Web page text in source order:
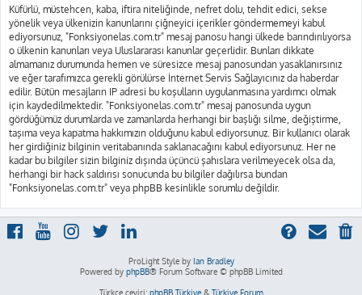
Küfürlü, müstehcen, kaba, iftira niteliğinde, nefret dolu, tehdit edici, sekse
yönelik veya ülkenizin kanunlarını çiğneyici içerikler göndermemeyi kabul
ediyorsunuz, "Fonksiyonelas.com.tr" mesaj panosu hangi ülkede barındırılıyorsa
o ülkenin kanunları veya Uluslararası kanunlar geçerlidir. Bunları dikkate
almamanız durumunda hemen ve süresizce mesaj panosundan yasaklanırsınız
ve eğer tarafımızca gerekli görülürse İnternet Servis Sağlayıcınız da haberdar
edilir. Bütün mesajların IP adresi bu koşulların uygulanmasına yardımcı olmak
için kaydedilmektedir. "Fonksiyonelas.com.tr" mesaj panosunda uygun
gördüğümüz durumlarda ve zamanlarda herhangi bir başlığı silme, değiştirme,
taşıma veya kapatma hakkımızın olduğunu kabul ediyorsunuz. Bir kullanıcı olarak
her girdiğiniz bilginin veritabanında saklanacağını kabul ediyorsunuz. Her ne
kadar bu bilgiler sizin bilginiz dışında üçüncü şahıslara verilmeyecek olsa da,
herhangi bir hack saldırısı sonucunda bu bilgiler dağılırsa bundan
"Fonksiyonelas.com.tr" veya phpBB kesinlikle sorumlu değildir.
ProLight Style by Ian Bradley
Powered by phpBB® Forum Software © phpBB Limited
Türkçe çeviri: phpBB Türkiye& Türkiye Forum